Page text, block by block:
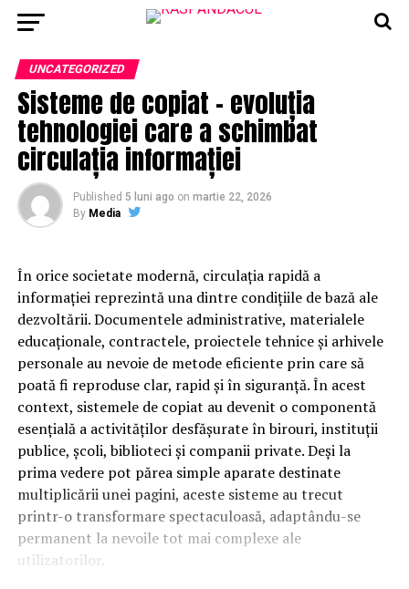
UNCATEGORIZED
Sisteme de copiat – evoluția
tehnologiei care a schimbat
circulația informației
Published 5 luni ago on martie 22, 2026
By Media
În orice societate modernă, circulația rapidă a
informației reprezintă una dintre condițiile de bază ale
dezvoltării. Documentele administrative, materialele
educaționale, contractele, proiectele tehnice și arhivele
personale au nevoie de metode eficiente prin care să
poată fi reproduse clar, rapid și în siguranță. În acest
context, sistemele de copiat au devenit o componentă
esențială a activităților desfășurate în birouri, instituții
publice, școli, biblioteci și companii private. Deși la
prima vedere pot părea simple aparate destinate
multiplicării unei pagini, aceste sisteme au trecut
printr-o transformare spectaculoasă, adaptându-se
permanent la nevoile tot mai complexe ale
utilizatorilor.